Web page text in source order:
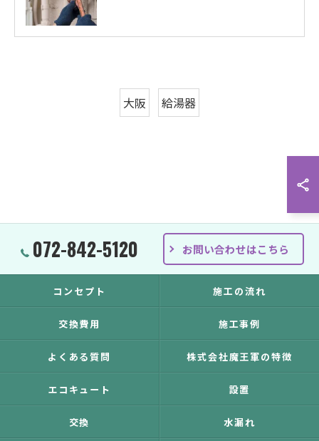
大阪 給湯器
072-842-5120 お問い合わせはこちら
コンセプト 施工の流れ
交換費用 施工事例
よくある質問 株式会社魔王軍の特徴
エコキュート 設置
交換 水漏れ